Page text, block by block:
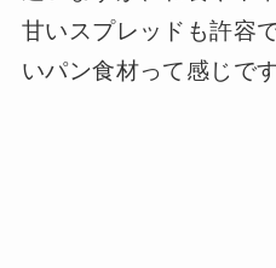
甘いスプレッドも許容
いパン食材って感じです